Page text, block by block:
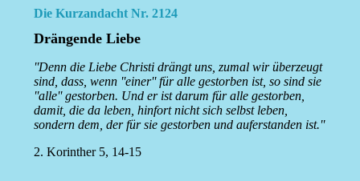
Die Kurzandacht Nr. 2124
Drängende Liebe
''Denn die Liebe Christi drängt uns, zumal wir überzeugt
sind, dass, wenn ''einer'' für alle gestorben ist, so sind sie
''alle'' gestorben. Und er ist darum für alle gestorben,
damit, die da leben, hinfort nicht sich selbst leben,
sondern dem, der für sie gestorben und auferstanden ist.''
2. Korinther 5, 14-15